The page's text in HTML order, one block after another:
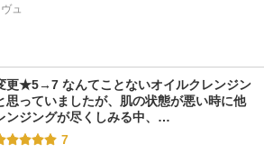
ュ
更★5→7 なんてことないオイルクレンジン
思っていましたが、肌の状態が悪い時に他
ンジングが尽くしみる中、…
7